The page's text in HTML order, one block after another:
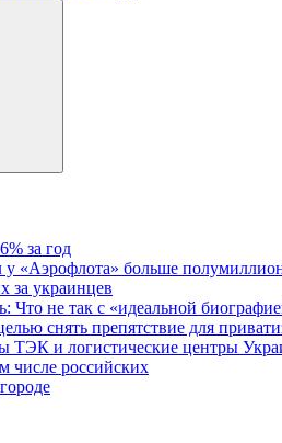
за год
«Аэрофлота» больше
за украинцев
не так с «идеальной
снять препятствие для
ТЭК и логистические центры
числе российских